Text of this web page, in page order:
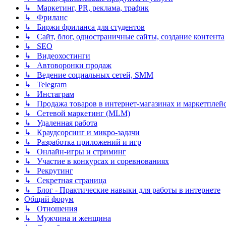
↳ Маркетинг, PR, реклама, трафик
↳ Фриланс
↳ Биржи фриланса для студентов
↳ Сайт, блог, одностраничные сайты, создание контента
↳ SEO
↳ Видеохостинги
↳ Автоворонки продаж
↳ Ведение социальных сетей, SMM
↳ Telegram
↳ Инстаграм
↳ Продажа товаров в интернет-магазинах и
↳ Сетевой маркетинг (MLM)
↳ Удаленная работа
↳ Краудсорсинг и микро-задачи
↳ Разработка приложений и игр
↳ Онлайн-игры и стриминг
↳ Участие в конкурсах и соревнованиях
↳ Рекрутинг
↳ Секретная страница
↳ Блог - Практические навыки для работы в интернете
Общий форум
↳ Отношения
↳ Мужчина и женщина